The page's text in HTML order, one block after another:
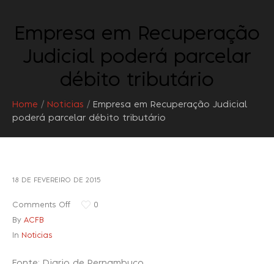
Empresa em Recuperação
Judicial poderá parcelar
débito tributário
Home / Noticias / Empresa em Recuperação Judicial
poderá parcelar débito tributário
18 DE FEVEREIRO DE 2015
Comments Off 0
By ACFB
In Noticias